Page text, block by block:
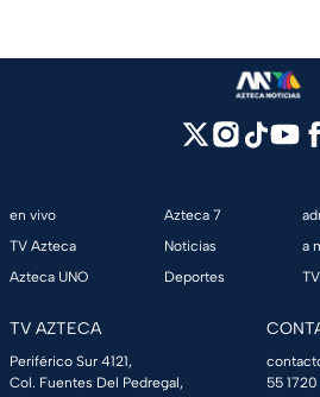
en vivo
TV Azteca
Azteca UNO
Azteca 7
Noticias
Deportes
a
TV AZTECA
Periférico Sur 4121,
Col. Fuentes Del Pedregal,
55 1720